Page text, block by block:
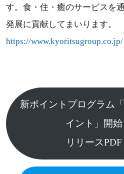
す。食・住・癒のサービスを
発展に貢献してまいります。
https://www.kyoritsugroup.co.jp/
新ポイントプログラム「
イント」開始
リリースPDF